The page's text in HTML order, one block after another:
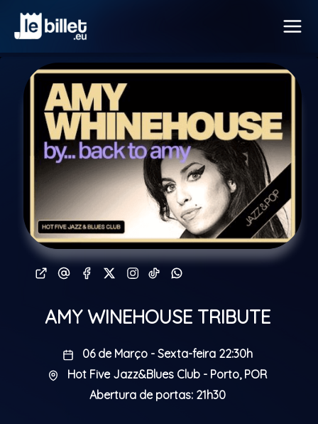
AMY WINEHOUSE TRIBUTE
06 de Março - Sexta-feira 22:30h
Hot Five Jazz&Blues Club - Porto, POR
Abertura de portas: 21h30